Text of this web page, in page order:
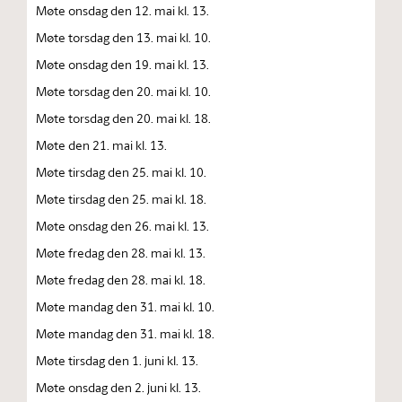
Møte onsdag den 12. mai kl. 13.
Møte torsdag den 13. mai kl. 10.
Møte onsdag den 19. mai kl. 13.
Møte torsdag den 20. mai kl. 10.
Møte torsdag den 20. mai kl. 18.
Møte den 21. mai kl. 13.
Møte tirsdag den 25. mai kl. 10.
Møte tirsdag den 25. mai kl. 18.
Møte onsdag den 26. mai kl. 13.
Møte fredag den 28. mai kl. 13.
Møte fredag den 28. mai kl. 18.
Møte mandag den 31. mai kl. 10.
Møte mandag den 31. mai kl. 18.
Møte tirsdag den 1. juni kl. 13.
Møte onsdag den 2. juni kl. 13.